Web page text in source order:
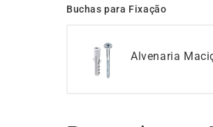
Buchas para Fixação
Alvenaria